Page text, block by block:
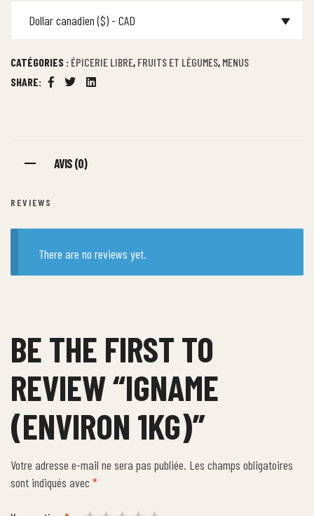
Dollar canadien ($) - CAD
CATÉGORIES : ÉPICERIE LIBRE, FRUITS ET LÉGUMES, MENUS
SHARE:
Facebook
TwitterLinkedin
AVIS (0)
REVIEWS
There are no reviews yet.
BE THE FIRST TO
REVIEW “IGNAME
(ENVIRON 1KG)”
Votre adresse e-mail ne sera pas publiée. Les champs obligatoires
sont indiqués avec *